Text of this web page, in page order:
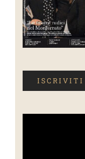
ISCRIVITI